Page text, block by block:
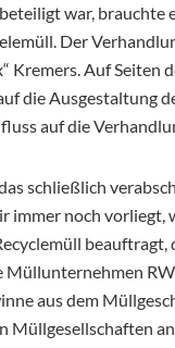
war,
Der
Kremers. Auf Seiten
die Ausgestaltung
auf die
schließlich
immer noch vorliegt,
Müllunternehmen
aus dem
Müllgesellschaften